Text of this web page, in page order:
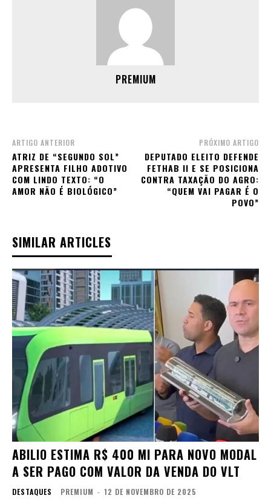
PREMIUM
ARTIGO ANTERIOR
ATRIZ DE “SEGUNDO SOL”
APRESENTA FILHO ADOTIVO
COM LINDO TEXTO: “O
AMOR NÃO É BIOLÓGICO”
PRÓXIMO ARTIGO
DEPUTADO ELEITO DEFENDE
FETHAB II E SE POSICIONA
CONTRA TAXAÇÃO DO AGRO:
“QUEM VAI PAGAR É O
POVO”
SIMILAR ARTICLES
ABILIO ESTIMA R$ 400 MI PARA NOVO MODAL
A SER PAGO COM VALOR DA VENDA DO VLT
DESTAQUES PREMIUM - 12 DE NOVEMBRO DE 2025